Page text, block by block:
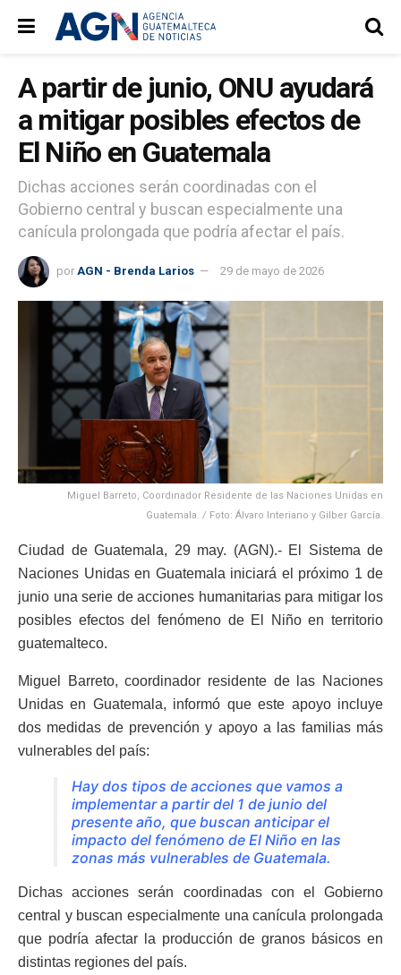
A partir de junio, ONU ayudará
a mitigar posibles efectos de
El Niño en Guatemala
Dichas acciones serán coordinadas con el
Gobierno central y buscan especialmente una
canícula prolongada que podría afectar el país.
por AGN - Brenda Larios 29 de mayo de 2026
Miguel Barreto, Coordinador Residente de las Naciones Unidas en
Guatemala. / Foto: Álvaro Interiano y Gilber García.
Ciudad de Guatemala, 29 may. (AGN).- El Sistema de
Naciones Unidas en Guatemala iniciará el próximo 1 de
junio una serie de acciones humanitarias para mitigar los
posibles efectos del fenómeno de El Niño en territorio
guatemalteco.
Miguel Barreto, coordinador residente de las Naciones
Unidas en Guatemala, informó que este apoyo incluye
dos medidas de prevención y apoyo a las familias más
vulnerables del país:
Hay dos tipos de acciones que vamos a
implementar a partir del 1 de junio del
presente año, que buscan anticipar el
impacto del fenómeno de El Niño en las
zonas más vulnerables de Guatemala.
Dichas acciones serán coordinadas con el Gobierno
central y buscan especialmente una canícula prolongada
que podría afectar la producción de granos básicos en
distintas regiones del país.